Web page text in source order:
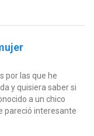
por las que he
y quisiera saber si
a un chico
pareció interesante